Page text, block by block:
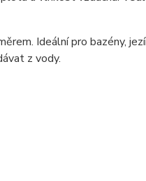
Ideální pro bazény,
z vody.